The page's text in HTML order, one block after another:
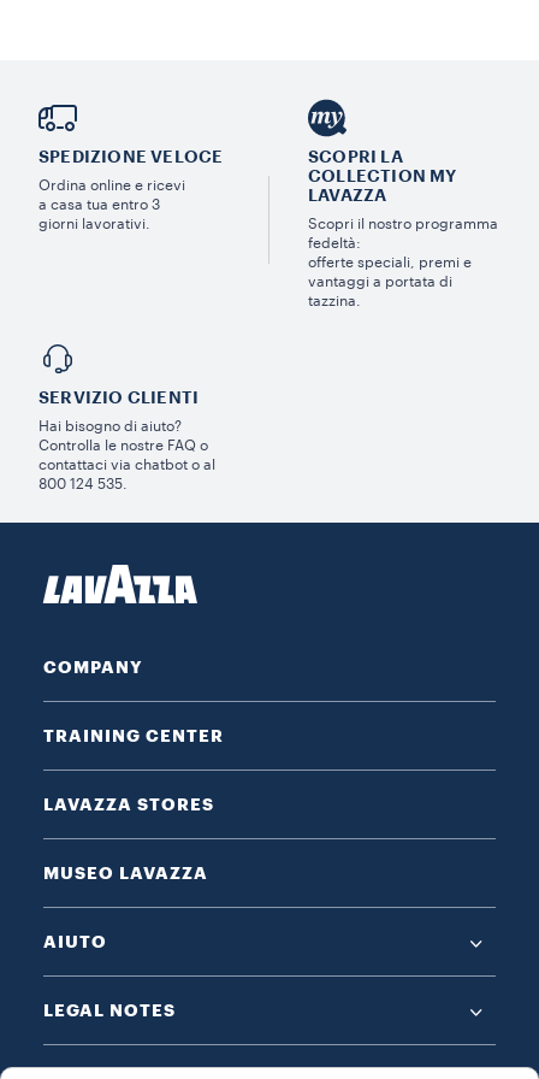
SPEDIZIONE VELOCE
Ordina online e ricevi
a casa tua entro 3
giorni lavorativi.
SCOPRI LA
COLLECTION MY
LAVAZZA
Scopri il nostro programma
fedeltà:
offerte speciali, premi e
vantaggi a portata di
tazzina.
SERVIZIO CLIENTI​
Hai bisogno di aiuto?​
Controlla le nostre FAQ o
contattaci via chatbot o al
800 124 535.
COMPANY
TRAINING CENTER
LAVAZZA STORES
MUSEO LAVAZZA
AIUTO
LEGAL NOTES